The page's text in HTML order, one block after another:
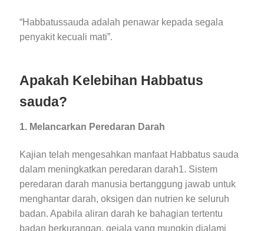
“Habbatussauda adalah penawar kepada segala
penyakit kecuali mati”.
Apakah Kelebihan Habbatus
sauda?
1. Melancarkan Peredaran Darah
Kajian telah mengesahkan manfaat Habbatus sauda
dalam meningkatkan peredaran darah1. Sistem
peredaran darah manusia bertanggung jawab untuk
menghantar darah, oksigen dan nutrien ke seluruh
badan. Apabila aliran darah ke bahagian tertentu
badan berkurangan, gejala yang mungkin dialami